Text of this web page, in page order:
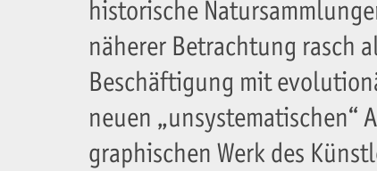
historische
näherer Betrachtung rasch
Beschäftigung mit
neuen „unsystematischen“
graphischen Werk des